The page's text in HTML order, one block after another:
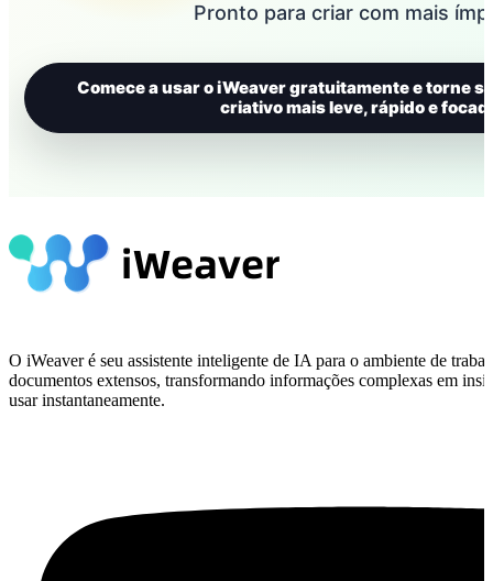
Pronto para criar com mais
Comece a usar o iWeaver gratuitamente e torne
criativo mais leve, rápido e
O iWeaver é seu assistente inteligente de IA para o ambiente de
documentos extensos, transformando informações complexas em
usar instantaneamente.